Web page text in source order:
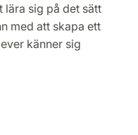
lära sig på det sätt
med att skapa ett
känner sig